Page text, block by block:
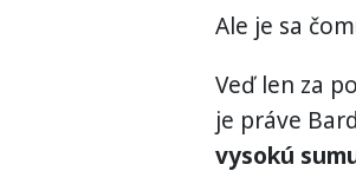
Ale je sa
Veď len za
je práve
vysokú